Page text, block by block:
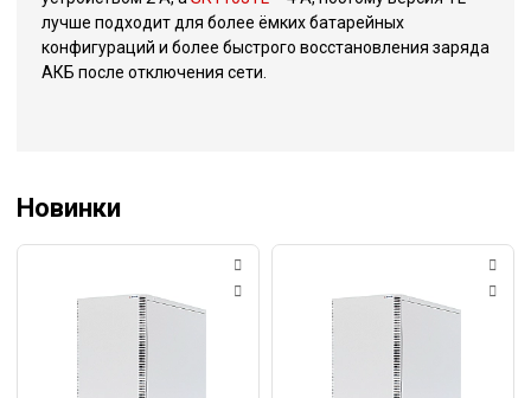
лучше подходит для более ёмких батарейных
конфигураций и более быстрого восстановления заряда
АКБ после отключения сети.
Новинки